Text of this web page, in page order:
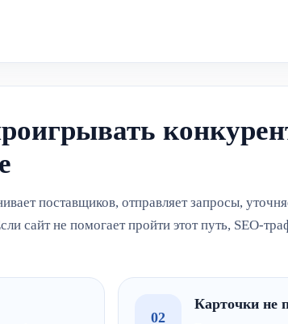
поставщиков, отправляет запросы,
сайт не помогает пройти этот путь, SEO-
02
Карточки не